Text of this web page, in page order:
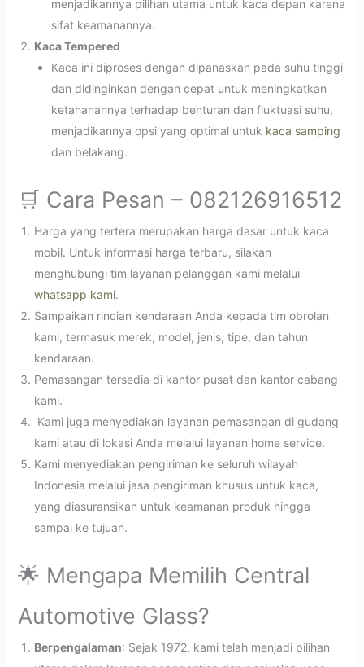
menjadikannya pilihan utama untuk kaca depan karena
sifat keamanannya.
Kaca Tempered
Kaca ini diproses dengan dipanaskan pada suhu tinggi
dan didinginkan dengan cepat untuk meningkatkan
ketahanannya terhadap benturan dan fluktuasi suhu,
menjadikannya opsi yang optimal untuk kaca samping
dan belakang.
🛒 Cara Pesan – 082126916512
Harga yang tertera merupakan harga dasar untuk kaca
mobil. Untuk informasi harga terbaru, silakan
menghubungi tim layanan pelanggan kami melalui
whatsapp kami.
Sampaikan rincian kendaraan Anda kepada tim obrolan
kami, termasuk merek, model, jenis, tipe, dan tahun
kendaraan.
Pemasangan tersedia di kantor pusat dan kantor cabang
kami.
Kami juga menyediakan layanan pemasangan di gudang
kami atau di lokasi Anda melalui layanan home service.
Kami menyediakan pengiriman ke seluruh wilayah
Indonesia melalui jasa pengiriman khusus untuk kaca,
yang diasuransikan untuk keamanan produk hingga
sampai ke tujuan.
🌟 Mengapa Memilih Central
Automotive Glass?
Berpengalaman: Sejak 1972, kami telah menjadi pilihan